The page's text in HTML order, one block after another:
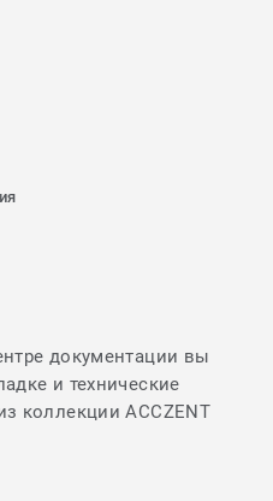
документации вы
и технические
коллекции ACCZENT